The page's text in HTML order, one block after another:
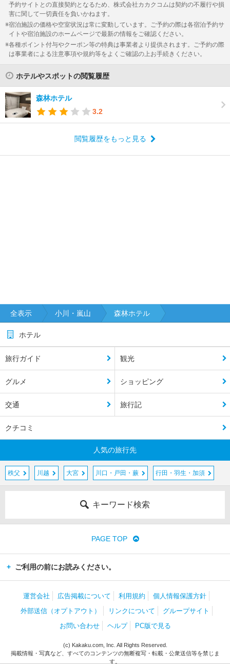
予約サイトとの直接契約となるため、株式会社カカクコムは契約の不履行や損
害に関して一切責任を負いかねます。
宿泊施設の価格や空室状況は常に変動しています。ご予約の際は各宿泊予約サ
イトや宿泊施設のホームページで最新の情報をご確認ください。
各種ポイント付与やクーポン等の特典は事業者より提供されます。ご予約の際
は事業者による注意事項や規約等をよくご確認の上お手続きください。
ホテルやスポットの閲覧履歴
森林ホテル
3.2
閲覧履歴をもっと見る
全表示 小川・嵐山 森林ホテル
ホテル
旅行ガイド 観光
グルメ ショッピング
交通 旅行記
クチコミ
人気の旅行先
秩父 川越 大宮 川口・戸田・蕨 行田・羽生・加須
キーワード検索
PAGE TOP
ご利用の前にお読みください。
運営会社 広告掲載について 利用規約
個人情報保護方針
外部送信（オプトアウト）
リンクについて
グループサイト
お問い合わせ
ヘルプ PC版で見る
(c) Kakaku.com, Inc. All Rights Reserved.
掲載情報・写真など、すべてのコンテンツの無断複写・転載・公衆送信等を禁じま
す。